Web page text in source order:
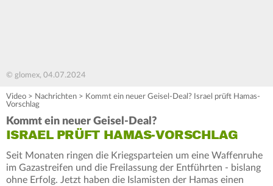
© glomex, 04.07.2024
Video > Nachrichten > Kommt ein neuer Geisel-Deal? Israel prüft Hamas-
Vorschlag
Kommt ein neuer Geisel-Deal?
ISRAEL PRÜFT HAMAS-VORSCHLAG
Seit Monaten ringen die Kriegsparteien um eine Waffenruhe
im Gazastreifen und die Freilassung der Entführten - bislang
ohne Erfolg. Jetzt haben die Islamisten der Hamas einen